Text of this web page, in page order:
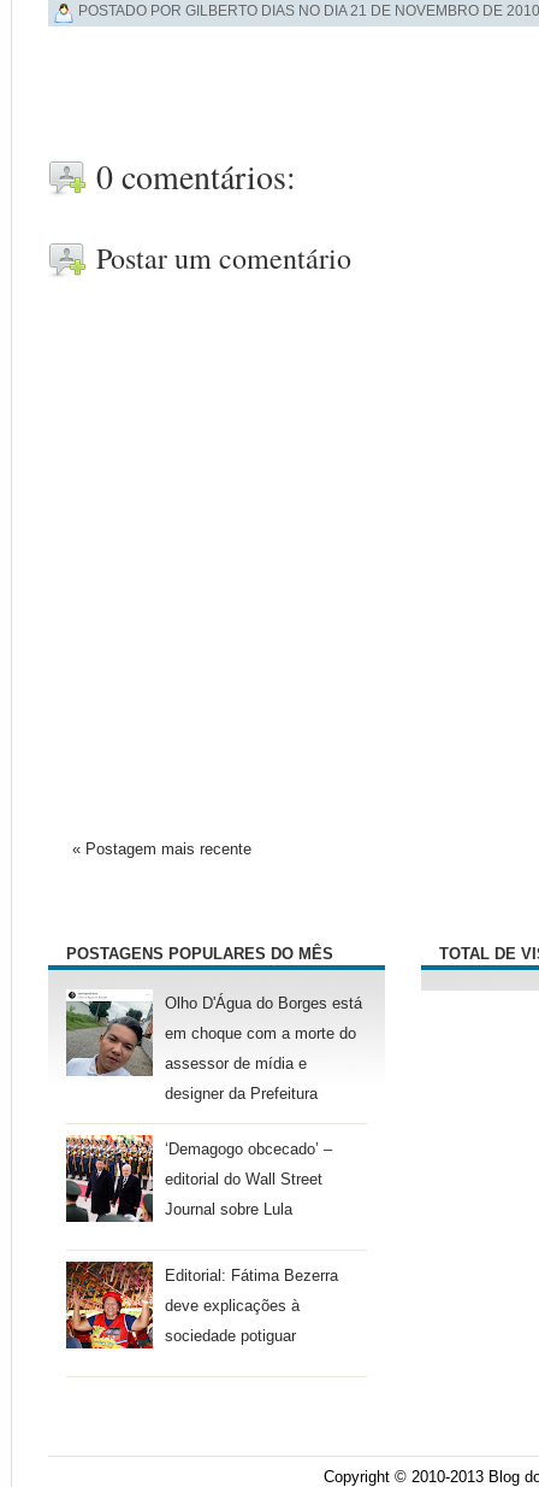
POSTADO POR GILBERTO DIAS NO DIA 21 DE NOVEMBRO DE 2010
0 comentários:
Postar um comentário
« Postagem mais recente
POSTAGENS POPULARES DO MÊS
Olho D'Água do Borges está
em choque com a morte do
assessor de mídia e
designer da Prefeitura
‘Demagogo obcecado’ –
editorial do Wall Street
Journal sobre Lula
Editorial: Fátima Bezerra
deve explicações à
sociedade potiguar
TOTAL DE
Copyright © 2010-2013 Blog